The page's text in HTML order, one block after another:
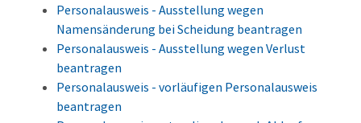
Personalausweis - Ausstellung wegen
Namensänderung bei Scheidung beantragen
Personalausweis - Ausstellung wegen Verlust
beantragen
Personalausweis - vorläufigen Personalausweis
beantragen